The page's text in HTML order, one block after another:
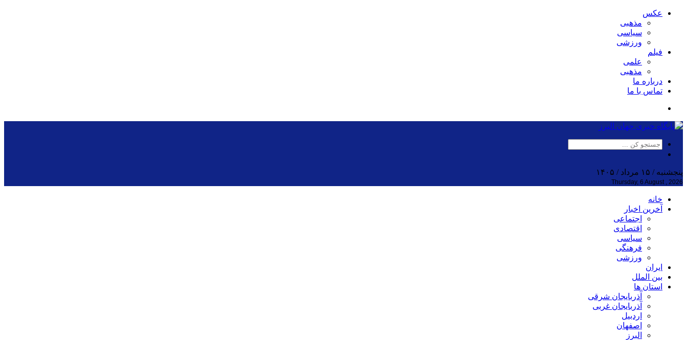
عکس
مذهبی
سیاسی
ورزشی
فیلم
علمی
مذهبی
درباره ما
تماس با ما
پنجشنبه / ۱۵ مرداد / ۱۴۰۵
Thursday, 6 August , 2026
خانه
آخرین اخبار
اجتماعی
اقتصادی
سیاسی
فرهنگی
ورزشی
ایران
بین الملل
استان ها
آذربایجان شرقی
آذربایجان غربی
اردبیل
اصفهان
البرز